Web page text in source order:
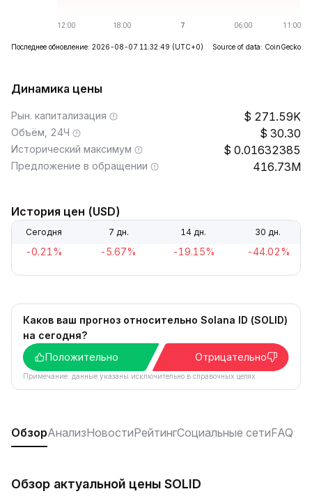
Последнее обновление: 2026-08-07 11:32:49 (UTC+0) Source of data: CoinGecko
Динамика цены
Рын. капитализация 271.59K
Объём, 24Ч 30.30
Исторический максимум 0.01632385
Предложение в обращении 416.73M
История цен (USD)
Сегодня 7 дн. 14 дн. 30 дн.
-0.21% -5.67% -19.15% -44.02%
Каков ваш прогноз относительно Solana ID (SOLID)
на сегодня?
Положительно
Отрицательно
Примечание: данные указаны исключительно в справочных целях.
ОбзорАнализНовостиРейтингСоциальные сетиFAQ
Обзор актуальной цены SOLID